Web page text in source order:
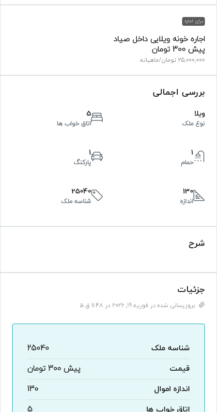
برای اجاره
اجاره خونه ویلایی داخل صیاد
پیش 300 تومان
25,000,000 تومان /ماهیانه
بررسی اجمالی
ویلا
نوع ملک
5
اتاق خواب ها
1
حمام
1
پارکنگ
130
اندازه
25040
شناسه ملک
شرح
جزئیات
بروزرسانی شده در فوریه 19, 2026 در 11:48 ق.ظ
شناسه ملک
25040
قیمت
پیش
اندازه اموال
130
اتاق خواب ها
5